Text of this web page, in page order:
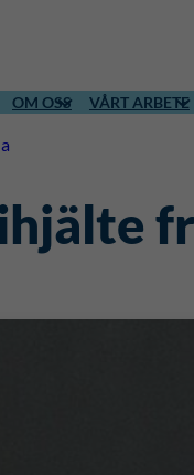
OM OSS VÅRT ARBETE